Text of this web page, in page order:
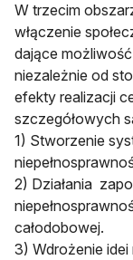
W trzecim
włączenie
dające
niezależnie od
efekty realizacji
szczegółowych
1) Stworzenie
2) Działania
całodobowej.
3) Wdrożenie